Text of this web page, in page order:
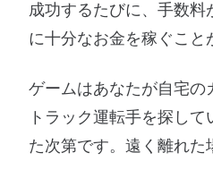
成功するたびに、手数
に十分なお金を稼ぐこと
ゲームはあなたが自宅の
トラック運転手を探し
た次第です。遠く離れた